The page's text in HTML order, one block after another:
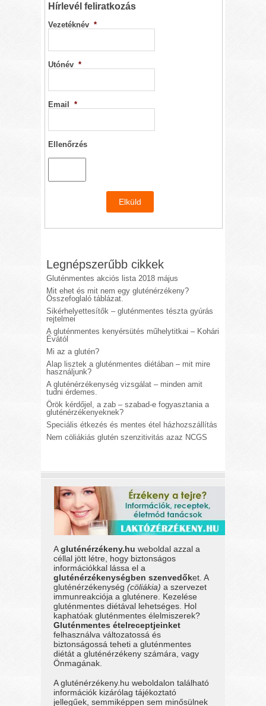
Hírlevél feliratkozás
Vezetéknév *
Utónév *
Email *
Ellenőrzés
Legnépszerűbb cikkek
Gluténmentes akciós lista 2018 május
Mit ehet és mit nem egy gluténérzékeny?
Összefoglaló táblázat.
Sikérhelyettesítők – gluténmentes tészta gyúrás
rejtelmei
A gluténmentes kenyérsütés műhelytitkai – Kohári
Évától
Mi az a glutén?
Alap lisztek a gluténmentes diétában – mit mire
használjunk?
A gluténérzékenység vizsgálat – minden amit
tudni érdemes.
Örök kérdőjel, a zab – szabad-e fogyasztania a
gluténérzékenyeknek?
Speciális étkezés és mentes étel házhozszállítás
Nem cöliákiás glutén szenzitivitás azaz NCGS
Agluténérzékeny.hu weboldal azzal a
céllal jött létre, hogy biztonságos
információkkal lássa el a
gluténérzékenységben szenvedőket. A
gluténérzékenység(cöliákia) a szervezet
immunreakciója a gluténere. Kezelése
gluténmentes diétával lehetséges. Hol
kaphatóak gluténmentes élelmiszerek?
Gluténmentes ételreceptjeinket
felhasználva változatossá és
biztonságossá teheti a gluténmentes
diétát a gluténérzékeny számára, vagy
Önmagának.
A gluténérzékeny.hu weboldalon található
információk kizárólag tájékoztató
jellegűek, semmiképpen sem minősülnek